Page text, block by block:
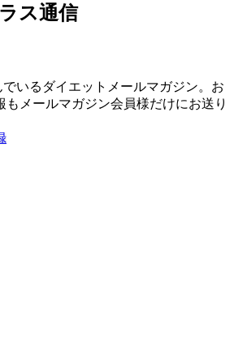
ス通信
でいるダイエットメールマガジン。お
もメールマガジン会員様だけにお送り